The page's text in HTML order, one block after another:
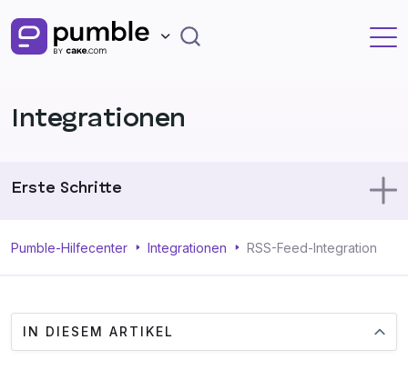
Integrationen
Erste Schritte
Pumble benutzen
Pumble-Hilfecenter Integrationen RSS-Feed-Integration
IN DIESEM ARTIKEL